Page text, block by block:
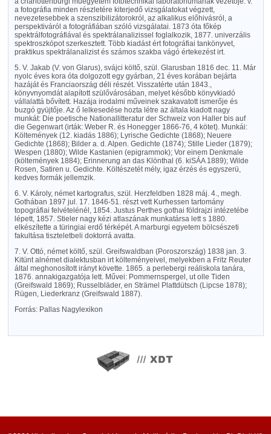
a fotográfia minden részletére kiterjedő vizsgálatokat végzett,
nevezetesebbek a szenszibilizátorokról, az alkalikus előhivásról, a
perspektiváról a fotográfiában szóló vizsgálatai. 1873 óta főkép
spektrálfotográfiával és spektrálanalizissel foglalkozik, 1877. univerzális
spektroszkópot szerkesztett. Több kiadást ért fotográfiai tankönyvet,
praktikus spektrálanalizist és számos szakba vágó értekezést irt.
5. V. Jakab (V. von Glarus), svájci költő, szül. Glarusban 1816 dec. 11. Már
nyolc éves kora óta dolgozott egy gyárban, 21 éves korában bejárta
hazáját és Franciaország déli részét. Visszatérte után 1843.,
könyvnyomdát alapított szülővárosában, melyet később könyvkiadó
vállalattá bővített. Hazája irodalmi műveinek szakavatott ismerője és
buzgó gyüjtője. Az ő lelkesedése hozta létre az általa kiadott nagy
munkát: Die poetische Nationallitteratur der Schweiz von Haller bis auf
die Gegenwart (irták: Weber R. és Honegger 1866-76, 4 kötet). Munkái:
Költemények (12. kiadás 1886); Lyrische Gedichte (1868); Neuere
Gedichte (1868); Bilder a. d. Alpen. Gedichte (1874); Stille Lieder (1879);
Wespen (1880); Wilde Kastanien (epigrammok); Vor einem Denkmale
(költemények 1884); Erinnerung an das Klönthal (6. kiSÁA 1889); Wilde
Rosen, Satiren u. Gedichte. Költészetét mély, igaz érzés és egyszerü,
kedves formák jellemzik.
6. V. Károly, német kartografus, szül. Herzfeldben 1828 máj. 4., megh.
Gothában 1897 jul. 17. 1846-51. részt vett Kurhessen tartomány
topográfiai felvételénél, 1854. Justus Perthes gothai földrajzi intézetébe
lépett, 1857. Stieler nagy kézi atlaszának munkatársa lett s 1880.
elkészítette a türingiai erdő térképét. A marburgi egyetem bölcsészeti
fakultása tiszteletbeli doktorrá avatta.
7. V. Ottó, német költő, szül. Greifswaldban (Poroszország) 1838 jan. 3.
Kitünt alnémet dialektusban irt költeményeivel, melyekben a Fritz Reuter
által meghonosított irányt követte. 1865. a perlebergi reáliskola tanára,
1876. annakigazgatója lett. Művei: Pommernspergel, ut olle Tiden
(Greifswald 1869); Russelbläder, en Strämel Plattdütsch (Lipcse 1878);
Rügen, Liederkranz (Greifswald 1887).
Forrás: Pallas Nagylexikon